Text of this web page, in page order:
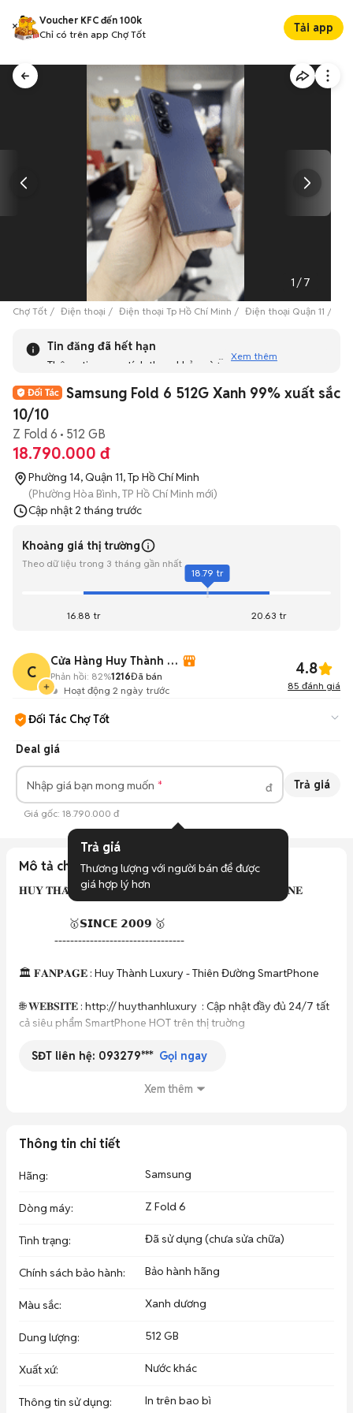
Voucher KFC đến 100k
Chỉ có trên app Chợ Tốt
Tải app
1 /7
Chợ Tốt Điện thoại Điện thoại Tp Hồ Chí Minh Điện thoại Quận 11
Tin đăng đã hết hạn
Thông tin mang tính tham khảo và bạn không thể liên hệ
tương tự khác dưới đây nhé!
Xem thêm
Samsung Fold 6 512G Xanh 99% xuất sắc
10/10
Z Fold 6 512 GB
18.790.000 đ
Phường 14, Quận 11, Tp Hồ Chí Minh
(Phường Hòa Bình, TP Hồ Chí Minh mới)
Cập nhật 2 tháng trước
Khoảng giá thị trường
Theo dữ liệu trong 3 tháng gần nhất
16.88 tr 20.63 tr
18.79 tr
C
Cửa Hàng Huy Thành Luxury
Hoạt động 2 ngày trước
Phản hồi: 82%1216Đã bán 4.8
85 đánh giá
Đối Tác Chợ Tốt
Cam kết hàng đúng mô tả, bảo hành ít nhất 3 tháng, hỗ trợ đổi
Deal giá
Nhập giá bạn mong muốn đ Trả giá
Giá gốc: 18.790.000 đ
Mô tả chi tiết
𝐇𝐔𝐘 𝐓𝐇𝐀̀𝐍𝐇 𝐋𝐔𝐗𝐔𝐑𝐘 - 𝐓𝐇𝐈𝐄̂𝐍 Đ𝐔̛𝐎̛̀𝐍𝐆 𝐒𝐌𝐀𝐑𝐓𝐏𝐇𝐎𝐍𝐄
🏛️ 𝐅𝐀𝐍𝐏𝐀𝐆𝐄 : Huy Thành Luxury - Thiên Đường SmartPhone
🌐 𝐖𝐄𝐁𝐒𝐈𝐓𝐄 : http:// huythanhluxury  : Cập nhật đầy đủ 24/7 tất
cả siêu phẩm SmartPhone HOT trên thị truờng
𝙊̛̉ 𝙙𝙖̂𝙪 𝙂𝙞𝙖́ 𝙏𝙤̂́𝙩 , 𝙘𝙝𝙪́𝙣𝙜 𝙩𝙤̂𝙞 𝘿𝙚𝙖𝙡 𝙂𝙞𝙖́ 𝙙𝙚̂̉ 𝙠𝙝𝙖́𝙘𝙝 𝙙𝙚̂̃ 𝙘𝙝𝙤̂́𝙩
🔹Xuất Xứ : bản quốc tế 2 sim vật lý
trong tình trạng hoàn hảo  10/10 ( ko 1 kổi dù là nhỏ nhất ) bao
__________
__________
Cam kết dịch vụ Huy Thành ⭐️⭐️⭐️⭐️⭐️
𝐕𝐈𝐏 𝟏 𝐃𝐎̂̉𝐈 𝟏 – 𝐁𝐚𝐨 𝐭𝐞𝐬𝐭 𝟑𝟎 𝐧𝐠𝐚̀𝐲
SĐT liên hệ: 093279*** Gọi ngay
Xem thêm
Thông tin chi tiết
Hãng: Samsung
Dòng máy: Z Fold 6
Tình trạng: Đã sử dụng (chưa sửa chữa)
Chính sách bảo hành: Bảo hành hãng
Màu sắc: Xanh dương
Dung lượng: 512 GB
Xuất xứ: Nước khác
Thông tin sử dụng: In trên bao bì
Trả giá
Thương lượng với người bán để được
giá hợp lý hơn